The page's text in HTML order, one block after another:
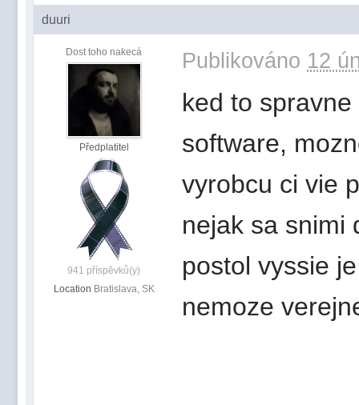
duuri
Dost toho nakecá
Předplatitel
941 příspěvků(y)
Location Bratislava, SK
Publikováno 12
ked to
software,
vyrobcu ci vie
nejak sa snimi
postol vyssie
nemoze